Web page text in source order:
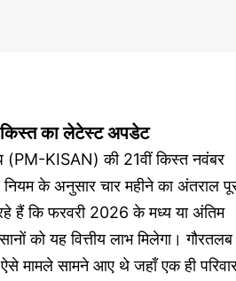
किस्त का लेटेस्ट अपडेट
(PM-KISAN) की 21वीं किस्त नवंबर
के अनुसार चार महीने का अंतराल
हैं कि फरवरी 2026 के मध्य या अंतिम
को यह वित्तीय लाभ मिलेगा।
मामले सामने आए थे जहाँ एक ही